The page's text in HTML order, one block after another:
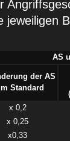
jeweiligen
AS
der AS
Standard
x 0,2
x 0,25
x0,33